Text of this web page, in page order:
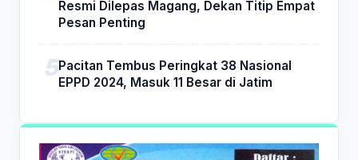
Resmi Dilepas Magang, Dekan Titip Empat
Pesan Penting
Pacitan Tembus Peringkat 38 Nasional
EPPD 2024, Masuk 11 Besar di Jatim